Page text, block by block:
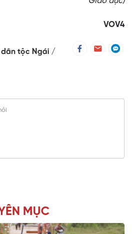
VOV4
dân tộc Ngái
MỤC